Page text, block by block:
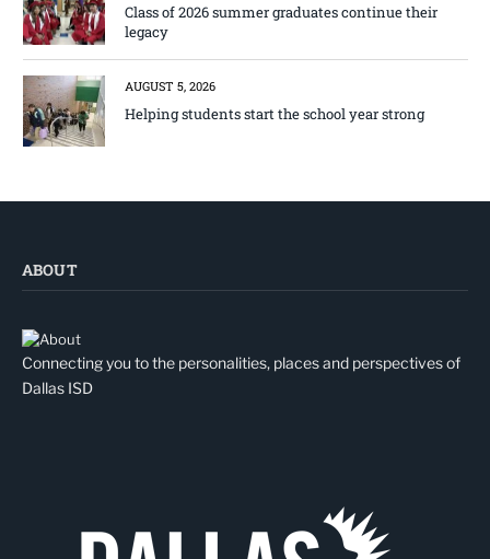
Class of 2026 summer graduates continue their
legacy
AUGUST 5, 2026
Helping students start the school year strong
ABOUT
Connecting you to the personalities, places and perspectives of
Dallas ISD